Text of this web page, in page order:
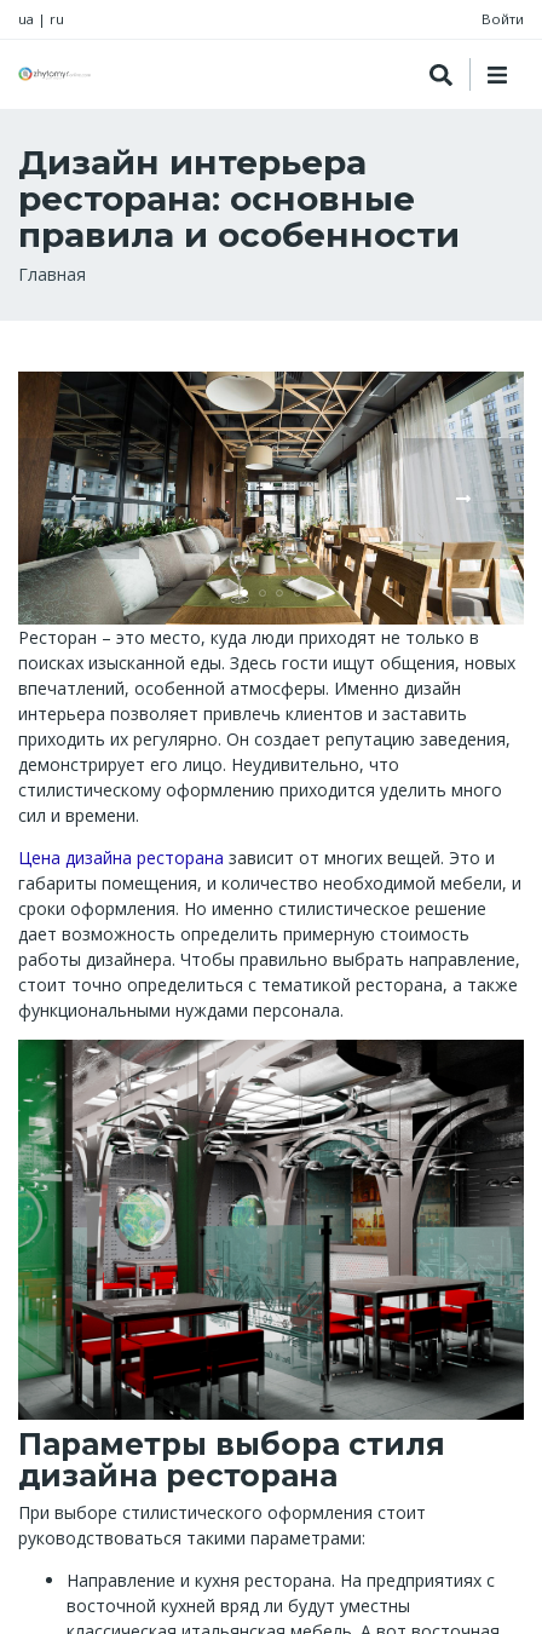
ua | ru Войти
Дизайн интерьера
ресторана: основные
правила и особенности
Строка
Главная
Ресторан – это место, куда люди приходят не только в
поисках изысканной еды. Здесь гости ищут общения, новых
впечатлений, особенной атмосферы. Именно дизайн
интерьера позволяет привлечь клиентов и заставить
приходить их регулярно. Он создает репутацию заведения,
демонстрирует его лицо. Неудивительно, что
стилистическому оформлению приходится уделить много
сил и времени.
Цена дизайна ресторана зависит от многих вещей. Это и
габариты помещения, и количество необходимой мебели, и
сроки оформления. Но именно стилистическое решение
дает возможность определить примерную стоимость
работы дизайнера. Чтобы правильно выбрать направление,
стоит точно определиться с тематикой ресторана, а также
функциональными нуждами персонала.
Параметры выбора стиля
дизайна ресторана
При выборе стилистического оформления стоит
руководствоваться такими параметрами:
Направление и кухня ресторана. На предприятиях с
восточной кухней вряд ли будут уместны